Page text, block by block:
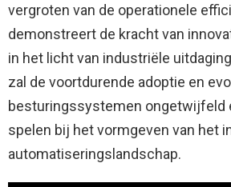
vergroten van de operationele
demonstreert de kracht van
in het licht van industriële
zal de voortdurende adoptie en
besturingssystemen ongetwijfeld
spelen bij het vormgeven van het
automatiseringslandschap.